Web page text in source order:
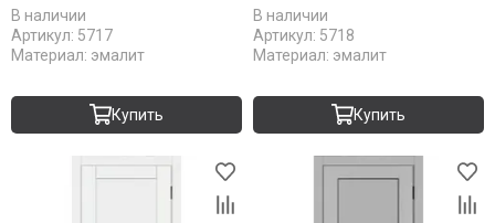
В наличии
Артикул: 5717
Материал: эмалит
Купить
В наличии
Артикул: 5718
Материал: эмалит
Купить